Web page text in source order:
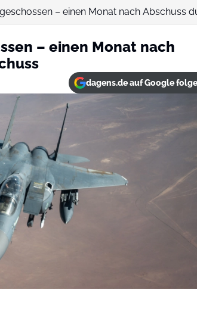
– einen Monat nach Abschuss
– einen Monat nach
dagens.de auf Google